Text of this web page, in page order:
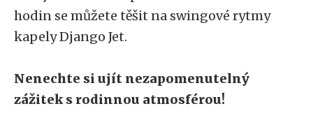
hodin se můžete těšit na swingové rytmy
kapely Django Jet.
Nenechte si ujít nezapomenutelný
zážitek s rodinnou atmosférou!